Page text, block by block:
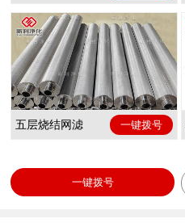
五层烧结网滤 一键拨号
一键拨号